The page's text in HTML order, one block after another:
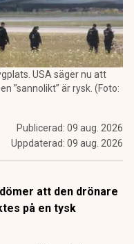
USA säger nu att
”sannolikt” är rysk. (Foto:
Publicerad: 09 aug. 2026
Uppdaterad: 09 aug. 2026
att den drönare
på en tysk